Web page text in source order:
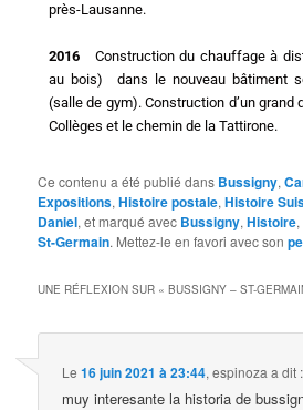
près-Lausanne.
2016 Construction du chauffage à
au bois) dans le nouveau bâtiment
(salle de gym). Construction d’un grand
Collèges et le chemin de la Tattirone.
Ce contenu a été publié dans Bussigny,
Expositions,Histoire postale,Histoire
Daniel, et marqué avec Bussigny,Histoire,
St-Germain. Mettez-le en favori avec son
UNE RÉFLEXION SUR «BUSSIGNY – ST-
Le16 juin 2021 à 23:44,espinoza a dit :
muy interesante la historia de